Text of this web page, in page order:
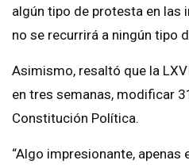
algún tipo de protesta en las
no se recurrirá a ningún tipo
Asimismo, resaltó que la
en tres semanas, modificar
Constitución Política.
“Algo impresionante, apenas